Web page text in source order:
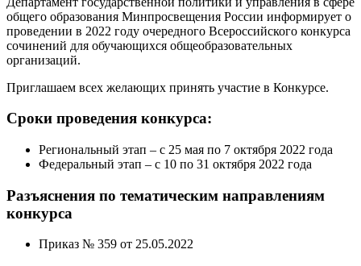
общего образования Минпросвещения России информирует о
проведении в 2022 году очередного Всероссийского конкурса
сочинений для обучающихся общеобразовательных
организаций.
Приглашаем всех желающих принять участие в Конкурсе.
Сроки проведения конкурса:
Региональный этап – с 25 мая по 7 октября 2022 года
Федеральный этап – с 10 по 31 октября 2022 года
Разъяснения по тематическим направлениям
конкурса
Приказ № 359 от 25.05.2022